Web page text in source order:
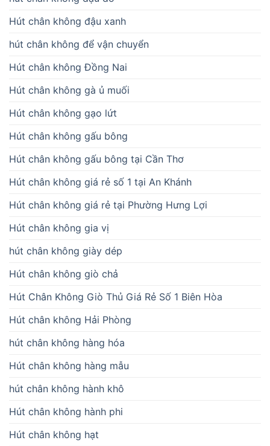
Hút chân không đậu xanh
hút chân không để vận chuyển
Hút chân không Đồng Nai
Hút chân không gà ủ muối
Hút chân không gạo lứt
Hút chân không gấu bông
Hút chân không gấu bông tại Cần Thơ
Hút chân không giá rẻ số 1 tại An Khánh
Hút chân không giá rẻ tại Phường Hưng Lợi
Hút chân không gia vị
hút chân không giày dép
Hút chân không giò chả
Hút Chân Không Giò Thủ Giá Rẻ Số 1 Biên Hòa
Hút chân không Hải Phòng
hút chân không hàng hóa
Hút chân không hàng mẫu
hút chân không hành khô
Hút chân không hành phi
Hút chân không hạt